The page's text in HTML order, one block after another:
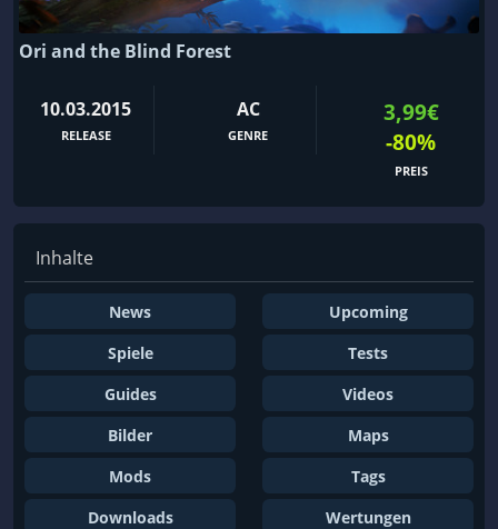
Ori and the Blind Forest
10.03.2015
RELEASE
AC
GENRE
3,99€
-80%
PREIS
Inhalte
News
Upcoming
Spiele
Tests
Guides
Videos
Bilder
Maps
Mods
Tags
Downloads
Wertungen